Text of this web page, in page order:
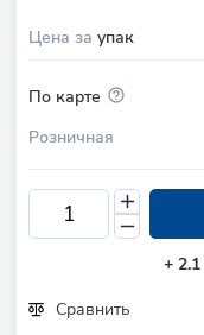
Цена за упак
По карте
Розничная
+ 2.1
Сравнить